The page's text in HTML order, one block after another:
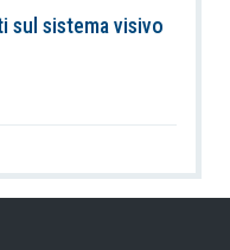
sul sistema visivo